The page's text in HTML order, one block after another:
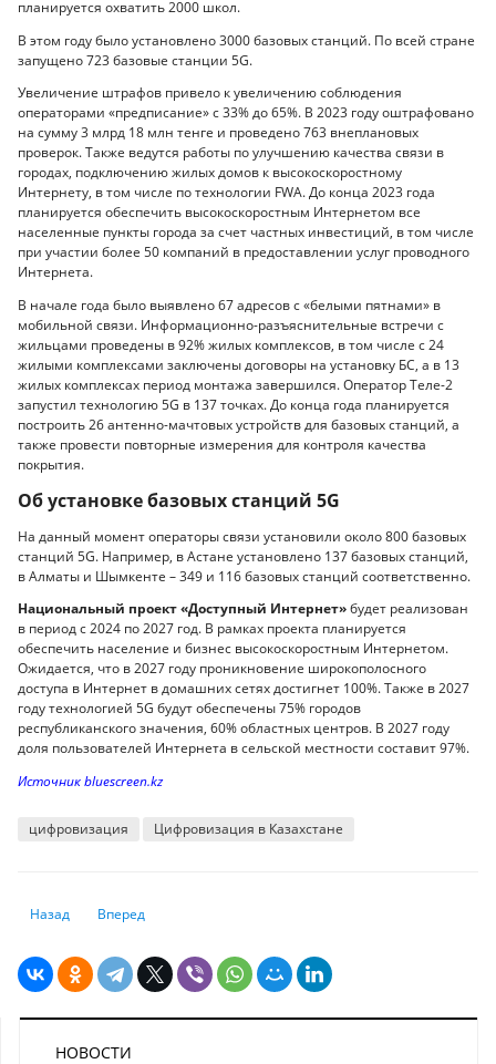
планируется охватить 2000 школ.
В этом году было установлено 3000 базовых станций. По всей стране
запущено 723 базовые станции 5G.
Увеличение штрафов привело к увеличению соблюдения
операторами «предписание» с 33% до 65%. В 2023 году оштрафовано
на сумму 3 млрд 18 млн тенге и проведено 763 внеплановых
проверок. Также ведутся работы по улучшению качества связи в
городах, подключению жилых домов к высокоскоростному
Интернету, в том числе по технологии FWA. До конца 2023 года
планируется обеспечить высокоскоростным Интернетом все
населенные пункты города за счет частных инвестиций, в том числе
при участии более 50 компаний в предоставлении услуг проводного
Интернета.
В начале года было выявлено 67 адресов с «белыми пятнами» в
мобильной связи. Информационно-разъяснительные встречи с
жильцами проведены в 92% жилых комплексов, в том числе с 24
жилыми комплексами заключены договоры на установку БС, а в 13
жилых комплексах период монтажа завершился. Оператор Теле-2
запустил технологию 5G в 137 точках. До конца года планируется
построить 26 антенно-мачтовых устройств для базовых станций, а
также провести повторные измерения для контроля качества
покрытия.
Об установке базовых станций 5G
На данный момент операторы связи установили около 800 базовых
станций 5G. Например, в Астане установлено 137 базовых станций,
в Алматы и Шымкенте – 349 и 116 базовых станций соответственно.
Национальный проект «Доступный Интернет»будет реализован
в период с 2024 по 2027 год. В рамках проекта планируется
обеспечить население и бизнес высокоскоростным Интернетом.
Ожидается, что в 2027 году проникновение широкополосного
доступа в Интернет в домашних сетях достигнет 100%. Также в 2027
году технологией 5G будут обеспечены 75% городов
республиканского значения, 60% областных центров. В 2027 году
доля пользователей Интернета в сельской местности составит 97%.
Источник bluescreen.kz
цифровизация Цифровизация в Казахстане
Предыдущий: Компьютер с мощностью человеческого мозга появится
Назад Следующий: Как ИИ меняет представление о путешествиях
Вперед
НОВОСТИ